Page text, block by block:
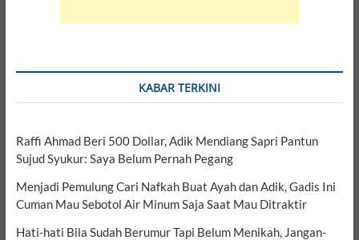
KABAR TERKINI
Raffi Ahmad Beri 500 Dollar, Adik Mendiang Sapri Pantun
Sujud Syukur: Saya Belum Pernah Pegang
Menjadi Pemulung Cari Nafkah Buat Ayah dan Adik, Gadis Ini
Cuman Mau Sebotol Air Minum Saja Saat Mau Ditraktir
Hati-hati Bila Sudah Berumur Tapi Belum Menikah, Jangan-